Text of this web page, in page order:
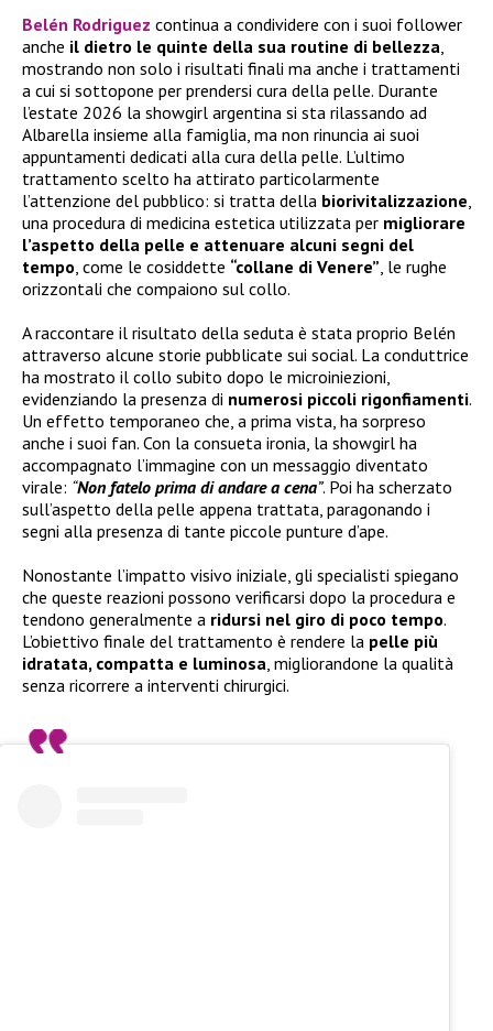
Belén Rodriguez continua a condividere con i suoi follower
anche il dietro le quinte della sua routine di bellezza
mostrando non solo i risultati finali ma anche i trattamenti
a cui si sottopone per prendersi cura della pelle. Durante
l’estate 2026 la showgirl argentina si sta rilassando ad
Albarella insieme alla famiglia, ma non rinuncia ai suoi
appuntamenti dedicati alla cura della pelle. L’ultimo
trattamento scelto ha attirato particolarmente
l’attenzione del pubblico: si tratta della biorivitalizzazione
una procedura di medicina estetica utilizzata per migliorare
l’aspetto della pelle e attenuare alcuni segni del
tempo , come le cosiddette “collane di Venere” , le rughe
orizzontali che compaiono sul collo.
A raccontare il risultato della seduta è stata proprio Belén
attraverso alcune storie pubblicate sui social. La conduttrice
ha mostrato il collo subito dopo le microiniezioni,
evidenziando la presenza di numerosi piccoli rigonfiamenti.
Un effetto temporaneo che, a prima vista, ha sorpreso
anche i suoi fan. Con la consueta ironia, la showgirl ha
accompagnato l’immagine con un messaggio diventato
virale: “Non fatelo prima di andare a cena”. Poi ha scherzato
sull’aspetto della pelle appena trattata, paragonando i
segni alla presenza di tante piccole punture d’ape.
Nonostante l’impatto visivo iniziale, gli specialisti spiegano
che queste reazioni possono verificarsi dopo la procedura e
tendono generalmente a ridursi nel giro di poco tempo.
L’obiettivo finale del trattamento è rendere la pelle più
idratata, compatta e luminosa , migliorandone la qualità
senza ricorrere a interventi chirurgici.